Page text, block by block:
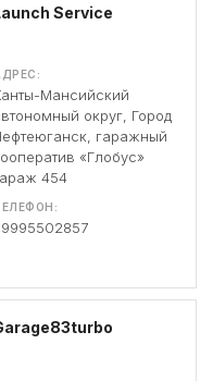
Service
Мансийский
округ, Город
гаражный
«Глобус»
454